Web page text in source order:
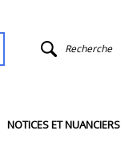
Recherche
NOTICES ET NUANCIERS